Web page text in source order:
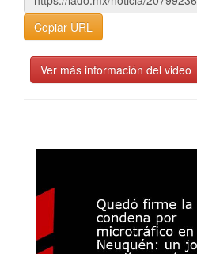
Copiar URL
Ver más información del video